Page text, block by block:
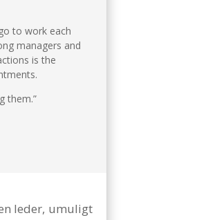
to work each
managers and
is the
them.”
leder, umuligt